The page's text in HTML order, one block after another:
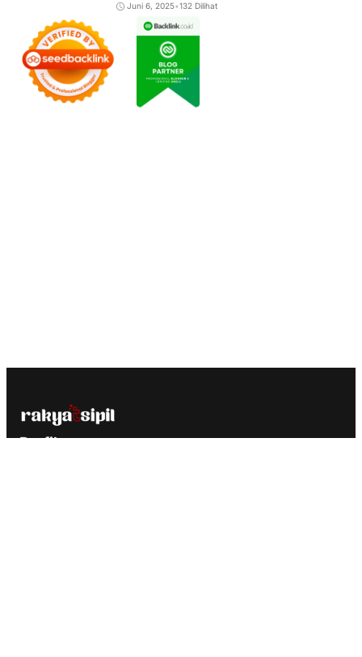
Juni 6, 2025•132 Dilihat
Profil